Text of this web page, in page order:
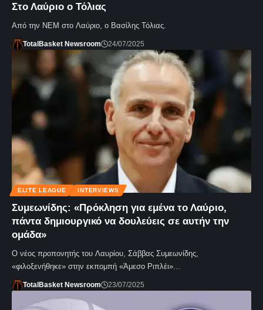
Στο Λαύριο ο Τόλιας
Από την ΝΕΜ στο Λαύριο, ο Βασίλης Τόλιας.
TotalBasket Newsroom 24/07/2025
ELITE LEAGUE INTERVIEWS
Συμεωνίδης: «Πρόκληση για εμένα το Λαύριο,
πάντα δημιουργικό να δουλεύεις σε αυτήν την
ομάδα»
Ο νέος προπονητής του Λαυρίου, Σάββας Συμεωνίδης,
«φιλοξενήθηκε» στην εκπομπή «Άμεσο Ριπλέι»…
TotalBasket Newsroom 23/07/2025